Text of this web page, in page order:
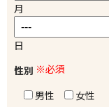
月
日
性別 ※必須
男性
女性